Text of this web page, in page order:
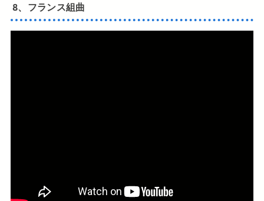
8、フランス組曲